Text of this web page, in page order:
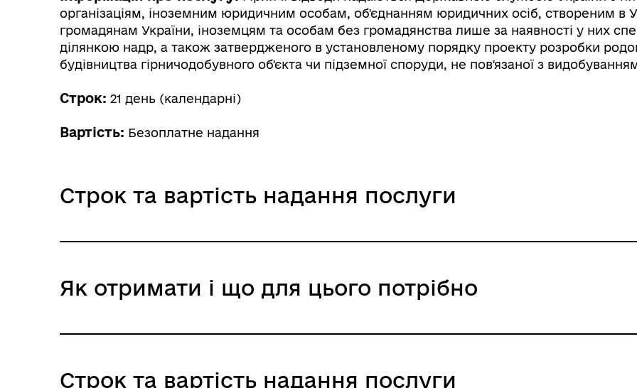
організаціям, іноземним юридичним особам, об'єднанням юридичних осіб, створеним в
громадянам України, іноземцям та особам без громадянства лише за наявності у них
ділянкою надр, а також затвердженого в установленому порядку проекту розробки
будівництва гірничодобувного об'єкта чи підземної споруди, не пов'язаної з
Строк: 21 день (календарні)
Вартість: Безоплатне надання
Строк та вартість надання послуги
Адміністративний збір: Безоплатне надання / 0 UAH /
Строк надання: 21 день (календарні)
Як отримати і що для цього потрібно
Державна служба України з питань праці
Строк та вартість надання послуги